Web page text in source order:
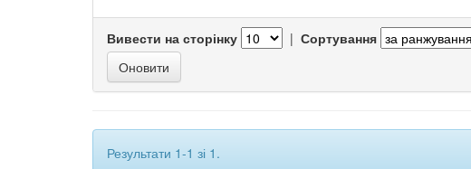
Вивести на сторінку | Сортування
Результати 1-1 зі 1.